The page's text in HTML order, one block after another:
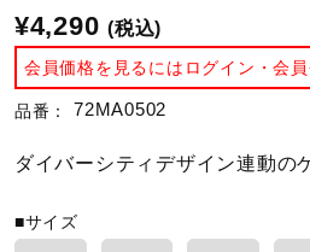
バドミントン
陸上競技
¥4,290 (税込)
会員価格を見るにはログイン・会
品番： 72MA0502
ダイバーシティデザイン連動の
■サイズ